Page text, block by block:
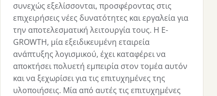
συνεχώς εξελίσσονται, προσφέροντας στις
επιχειρήσεις νέες δυνατότητες και εργαλεία για
την αποτελεσματική λειτουργία τους. Η E-
GROWTH, μία εξειδικευμένη εταιρεία
ανάπτυξης λογισμικού, έχει καταφέρει να
αποκτήσει πολυετή εμπειρία στον τομέα αυτόν
και να ξεχωρίσει για τις επιτυχημένες της
υλοποιήσεις. Μία από αυτές τις επιτυχημένες